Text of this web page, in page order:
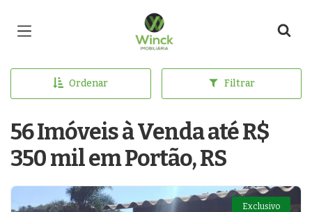
Página inicial
Ordenar Filtrar
56 Imóveis à Venda até R$
350 mil em Portão, RS
Exclusivo